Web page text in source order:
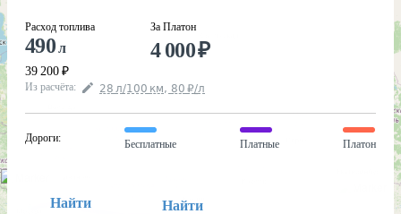
Расход топлива
490л
39 200 ₽
За Платон
4 000₽
Из расчёта: 28 л/100 км, 80 ₽/л
Дороги:
Бесплатные Платные Платон
Найти Найти